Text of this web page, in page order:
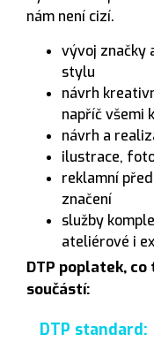
nám není cizí.
vývoj značky
stylu
návrh
napříč všemi
návrh a
ilustrace,
reklamní
značení
služby
ateliérové i
DTP poplatek, co
součástí:
DTP standard: